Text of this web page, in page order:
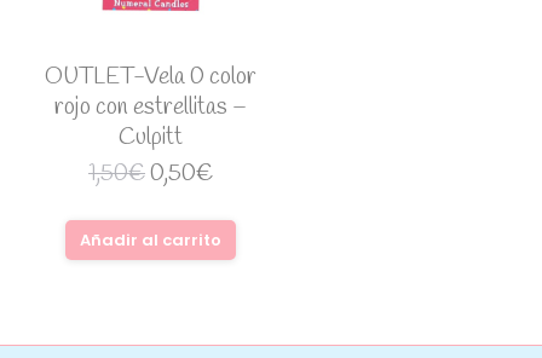
OUTLET-Vela 0 color
rojo con estrellitas –
Culpitt
1,50€0,50€
Añadir al carrito